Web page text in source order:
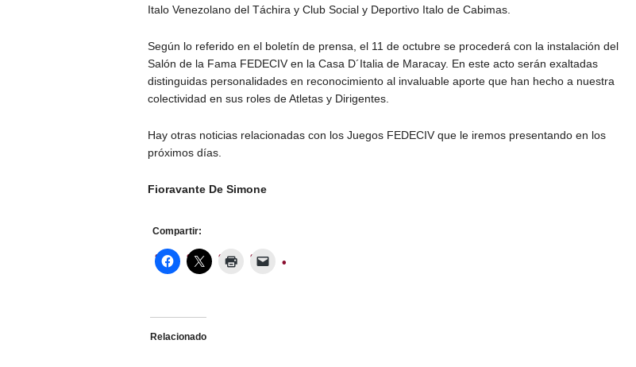
Italo Venezolano del Táchira y Club Social y Deportivo Italo de Cabimas.
Según lo referido en el boletín de prensa, el 11 de octubre se procederá con la instalación del
Salón de la Fama FEDECIV en la Casa D´Italia de Maracay. En este acto serán exaltadas
distinguidas personalidades en reconocimiento al invaluable aporte que han hecho a nuestra
colectividad en sus roles de Atletas y Dirigentes.
Hay otras noticias relacionadas con los Juegos FEDECIV que le iremos presentando en los
próximos días.
Fioravante De Simone
Compartir:
Relacionado